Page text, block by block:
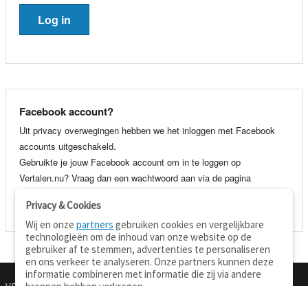
Facebook account?
Uit privacy overwegingen hebben we het inloggen met Facebook
accounts uitgeschakeld.
Gebruikte je jouw Facebook account om in te loggen op
Vertalen.nu? Vraag dan een wachtwoord aan via de pagina
je e-mail adres en wachtwoord.
Privacy & Cookies
Wij en onzepartners gebruiken cookies en vergelijkbare
technologieën om de inhoud van onze website op de
gebruiker af te stemmen, advertenties te personaliseren
en ons verkeer te analyseren. Onze partners kunnen deze
informatie combineren met informatie die zij via andere